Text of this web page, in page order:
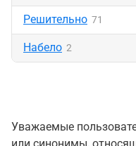
Решительно 71
Набело 2
Уважаемые